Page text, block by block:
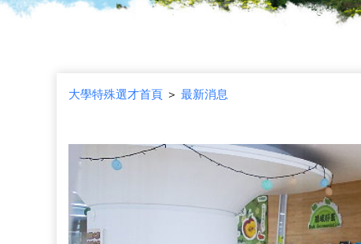
大學特殊選才首頁＞ 最新消息